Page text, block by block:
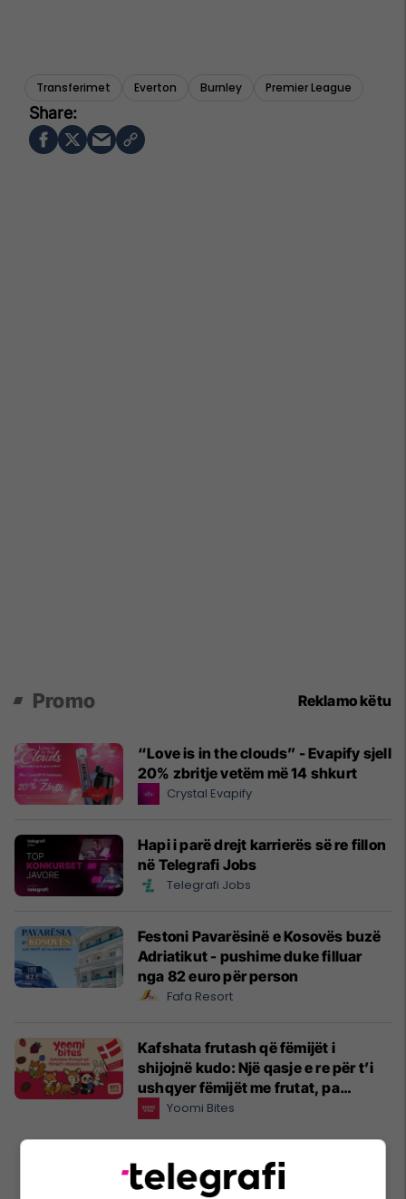
Transferimet Everton Burnley Premier League
Promo Reklamo këtu
“Love is in the clouds” - Evapify sjell
20% zbritje vetëm më 14 shkurt
Crystal Evapify
Hapi i parë drejt karrierës së re fillon
në Telegrafi Jobs
Telegrafi Jobs
Festoni Pavarësinë e Kosovës buzë
Adriatikut - pushime duke filluar
nga 82 euro për person
Fafa Resort
Kafshata frutash që fëmijët i
shijojnë kudo: Një qasje e re për t’i
ushqyer fëmijët me frutat, pa
presionYoomi Bites